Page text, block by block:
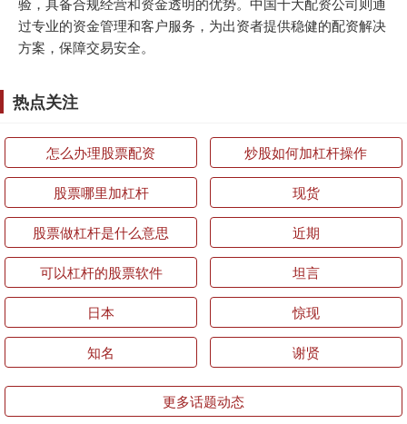
过专业的资金管理和客户服务，为出资者提供稳健的配资解决
方案，保障交易安全。
热点关注
怎么办理股票配资 炒股如何加杠杆操作
股票哪里加杠杆 现货
股票做杠杆是什么意思 近期
可以杠杆的股票软件 坦言
日本 惊现
知名 谢贤
更多话题动态